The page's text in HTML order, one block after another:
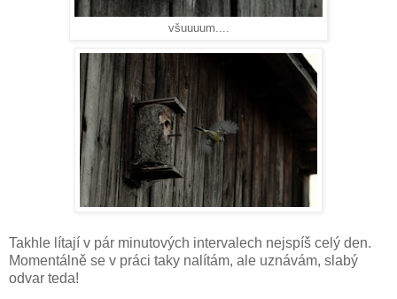
všuuuum....
Takhle lítají v pár minutových intervalech nejspíš celý den.
Momentálně se v práci taky nalítám, ale uznávám, slabý
odvar teda!